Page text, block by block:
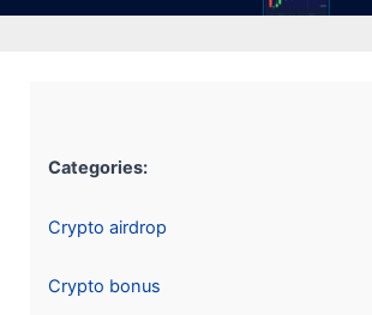
Categories:
Crypto airdrop
Crypto bonus